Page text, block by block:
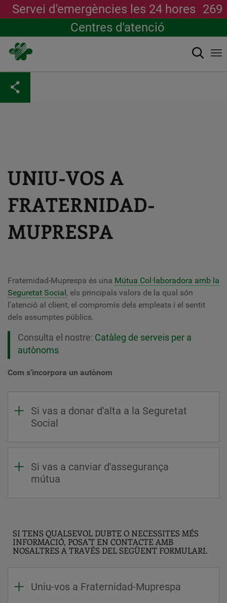
contingut
Servei d'emergències les 24 hores 269
Centres d'atenció
Cerca
UNIU-VOS A
FRATERNIDAD-
MUPRESPA
Fraternidad-Muprespa és una Mútua Col·laboradora amb la
Seguretat Social, els principals valors de la qual són
l'atenció al client, el compromís dels empleats i el sentit
dels assumptes públics.
Consulta el nostre: Catàleg de serveis per a
autònoms
Com s'incorpora un autònom
Si vas a donar d'alta a la Seguretat
Social
Si vas a canviar d'assegurança
mútua
SI TENS QUALSEVOL DUBTE O NECESSITES MÉS
INFORMACIÓ, POSA'T EN CONTACTE AMB
NOSALTRES A TRAVÉS DEL SEGÜENT FORMULARI.
Uniu-vos a Fraternidad-Muprespa